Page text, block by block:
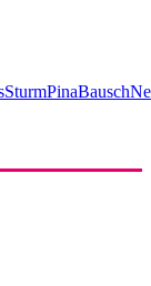
PinaBausch